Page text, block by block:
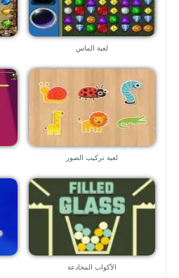
لعبة الماس
لعبة تركيب الصور
الأكواب المخادعة